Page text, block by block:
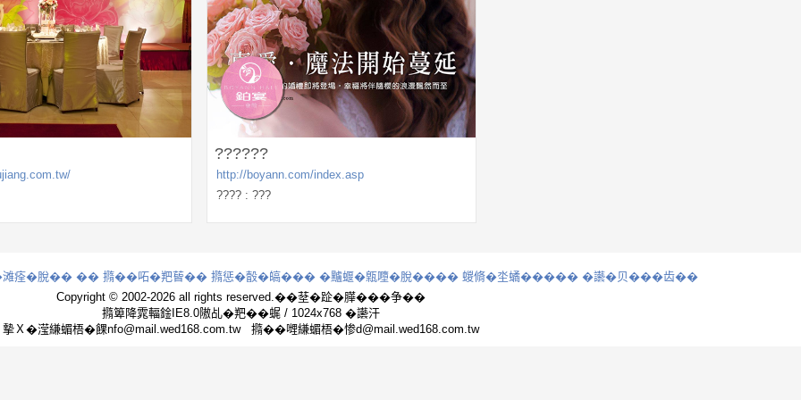
??????
http://boyann.com/index.asp
????: ???
痊�脫�� �� 撱��𠰴�羓蒈�� 撱惩�瞉�皜��� �黸蝘�甈𡃏�脫���� 蝬脩�坔𧑐����� �讛�贝���齿��
Copyright © 2002-2026 all rights reserved.��𦯀�𨀣�𦠜���争��
撱箄降雿輻鍂IE8.0隞乩�羓��𧋦 / 1024x768 �讛汗
摰Ｘ�滢縑蝞梧�餜nfo@mail.wed168.com.tw 撱��𠹺縑蝞梧�惨d@mail.wed168.com.tw